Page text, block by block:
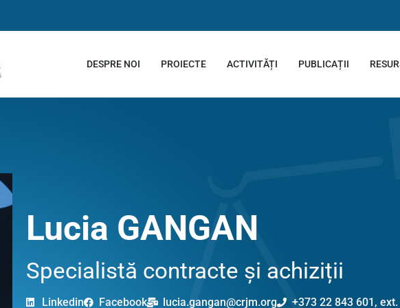
DESPRE NOI PROIECTE ACTIVITĂȚI PUBLICAȚII
Lucia GANGAN
Specialistă contracte și achiziții
Linkedin Facebook lucia.gangan@crjm.org +373 22 843 601,